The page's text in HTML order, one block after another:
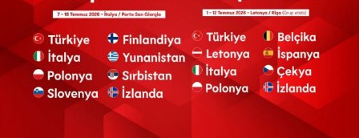
Çim Hokeyi
Cimnastik
Curling